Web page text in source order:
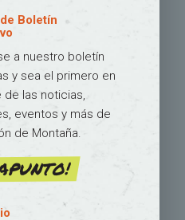
Boletín
a nuestro boletín
y sea el primero en
las noticias,
eventos y más de
de Montaña.